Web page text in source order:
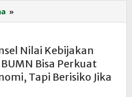
»
Sumsel
Kebijakan
Ekspor
Sawit
via
Nilai Kebijakan
Bisa Perkuat
Tapi Berisiko Jika